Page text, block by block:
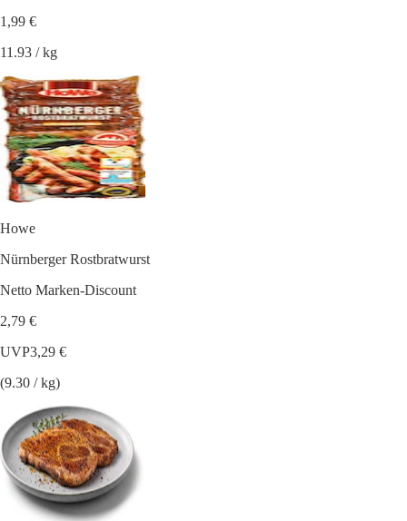
1,99 €
11.93 / kg
Howe
Nürnberger Rostbratwurst
Netto Marken-Discount
2,79 €
UVP3,29 €
(9.30 / kg)